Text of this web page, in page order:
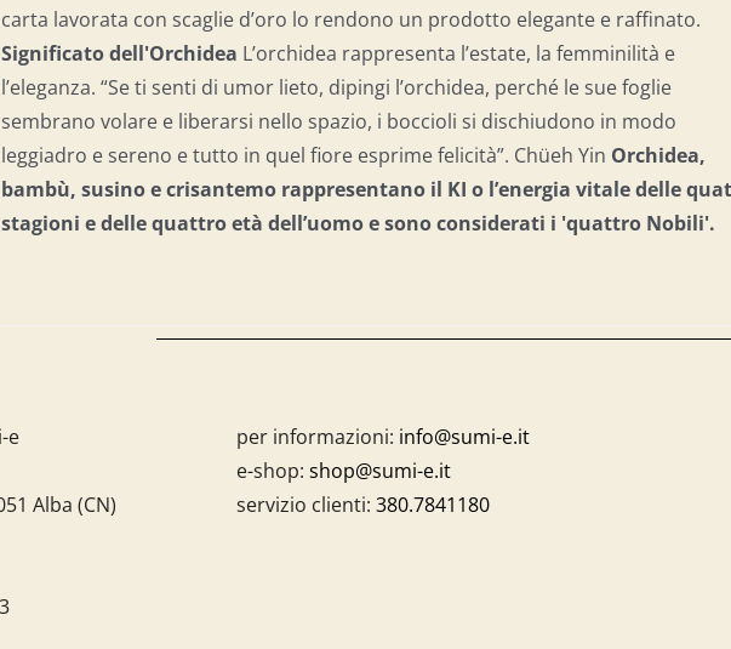
carta lavorata con scaglie d’oro lo rendono un prodotto elegante e raffinato.
Significato dell'Orchidea L’orchidea rappresenta l’estate, la femminilità e
l’eleganza. “Se ti senti di umor lieto, dipingi l’orchidea, perché le sue foglie
sembrano volare e liberarsi nello spazio, i boccioli si dischiudono in modo
leggiadro e sereno e tutto in quel fiore esprime felicità”. Chüeh Yin Orchidea,
bambù, susino e crisantemo rappresentano il KI o l’energia vitale delle
stagioni e delle quattro età dell’uomo esono considerati i 'quattro Nobili'.
e
Alba (CN)
per informazioni: info@sumi-e.it
e-shop: shop@sumi-e.it
servizio clienti: 380.7841180